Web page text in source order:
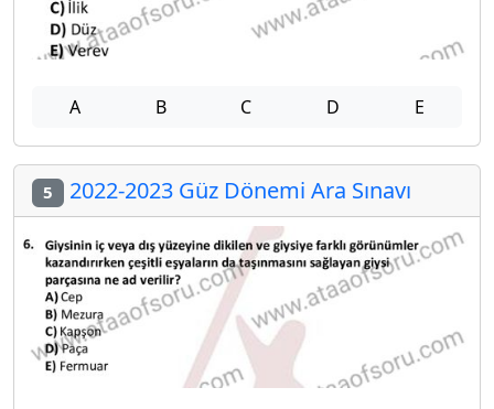
A B C D E
5 2022-2023 Güz Dönemi Ara Sınavı